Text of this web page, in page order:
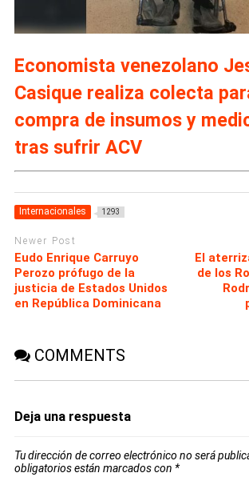
Economista venezolano
Casique realiza colecta
compra de insumos y
tras sufrir ACV
Internacionales 1293
Newer Post
Eudo Enrique Carruyo
Perozo prófugo de la
justicia de Estados Unidos
en República Dominicana
El
de los
COMMENTS
Deja una respuesta
Tu dirección de correo electrónico no será
obligatorios están marcados con *